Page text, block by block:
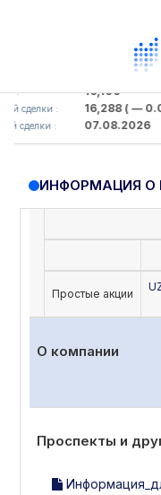
: 16,100
сделки : 16,288( — 0.0 )
сделки : 07.08.2026
ИНФОРМАЦИЯ О
Простые акции
О компании
Проспекты и